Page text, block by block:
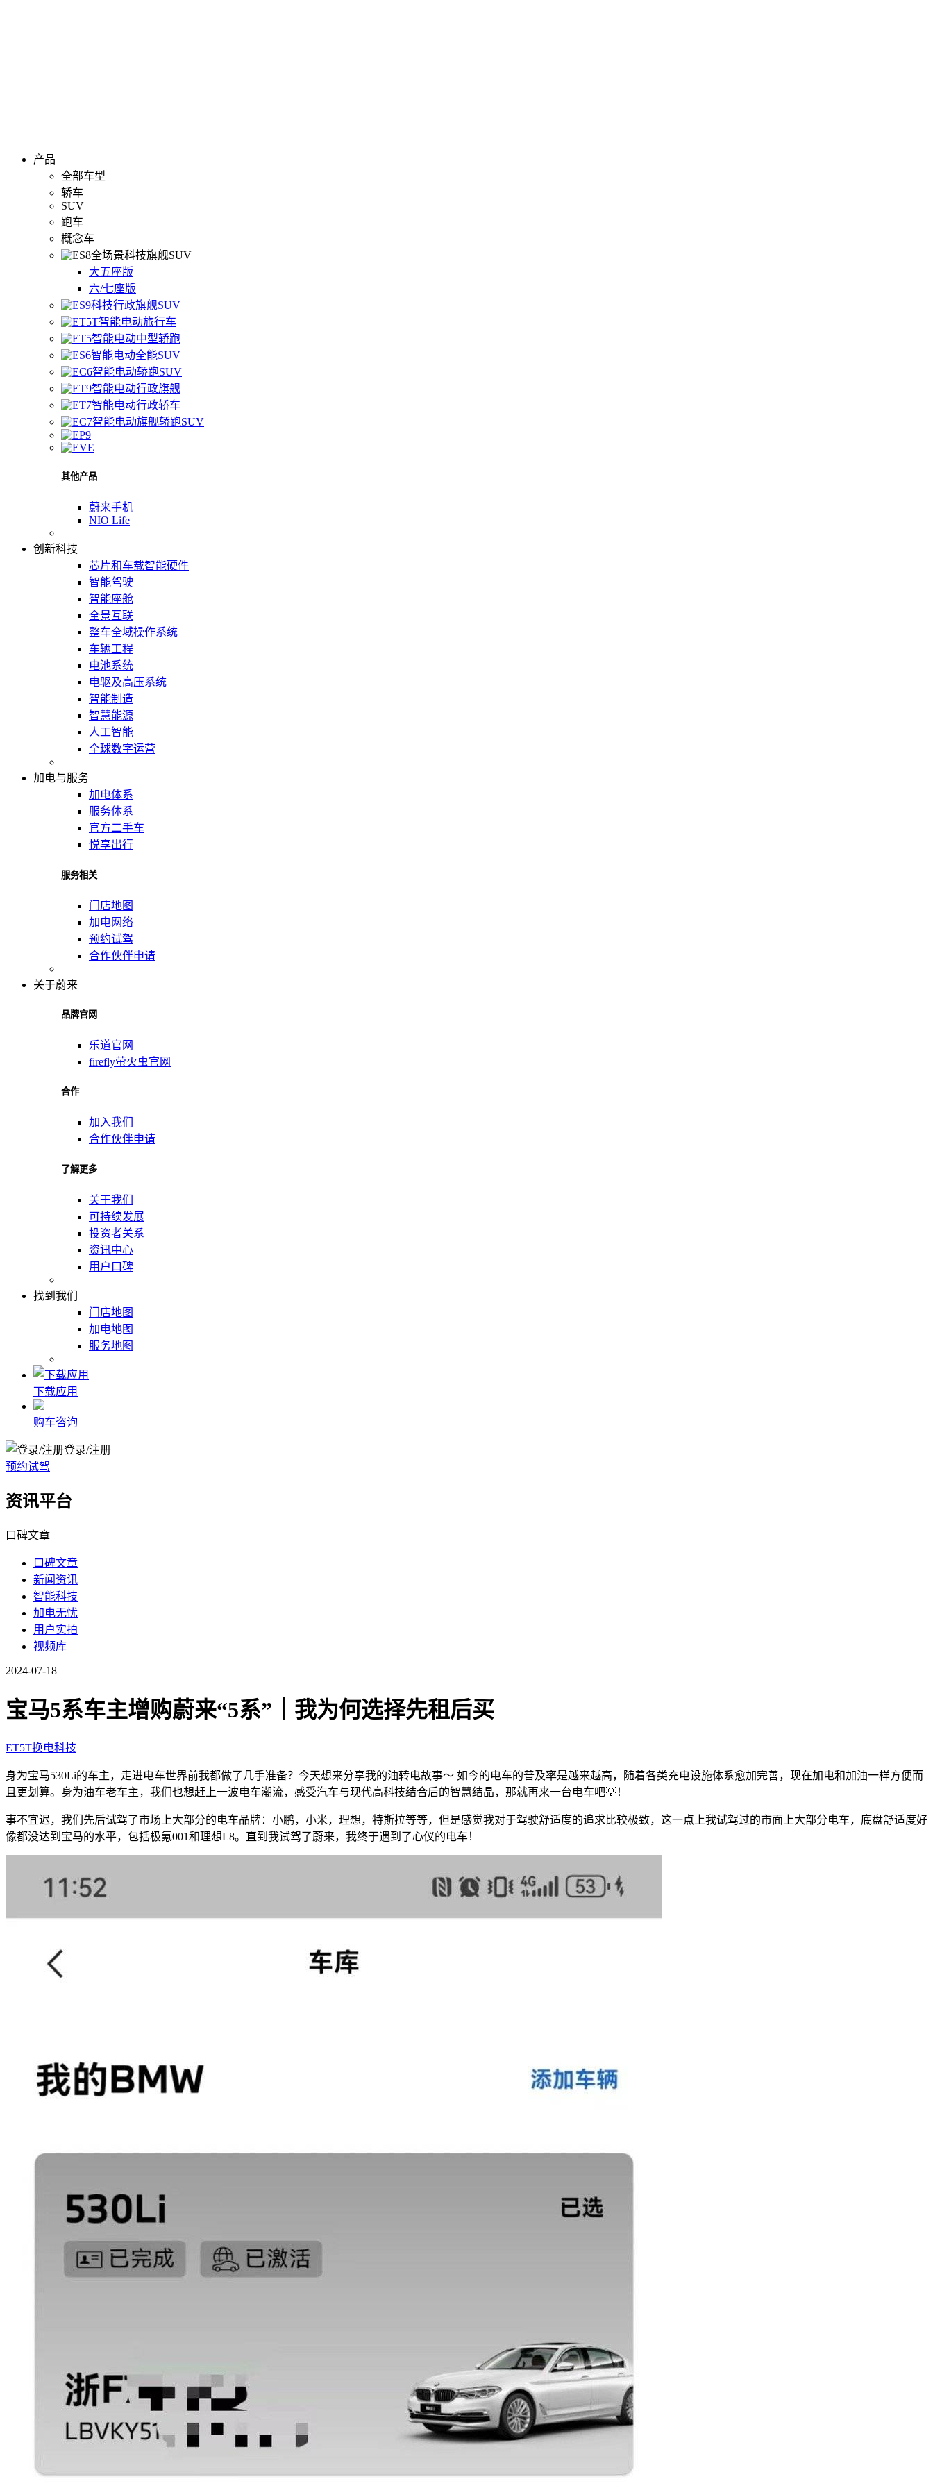
产品
全部车型
轿车
SUV
跑车
概念车
全场景科技旗舰SUV
大五座版
六/七座版
科技行政旗舰SUV
智能电动旅行车
智能电动中型轿跑
智能电动全能SUV
智能电动轿跑SUV
智能电动行政旗舰
智能电动行政轿车
智能电动旗舰轿跑SUV
其他产品
蔚来手机
NIO Life
创新科技
芯片和车载智能硬件
智能驾驶
智能座舱
全景互联
整车全域操作系统
车辆工程
电池系统
电驱及高压系统
智能制造
智慧能源
人工智能
全球数字运营
加电与服务
加电体系
服务体系
官方二手车
悦享出行
服务相关
门店地图
加电网络
预约试驾
合作伙伴申请
关于蔚来
品牌官网
乐道官网
firefly萤火虫官网
合作
加入我们
合作伙伴申请
了解更多
关于我们
可持续发展
投资者关系
资讯中心
用户口碑
找到我们
门店地图
加电地图
服务地图
下载应用
购车咨询
登录/注册
预约试驾
资讯平台
口碑文章
口碑文章
新闻资讯
智能科技
加电无忧
用户实拍
视频库
2024-07-18
宝马5系车主增购蔚来“5系”｜我为何选择先租后买
ET5T换电科技
身为宝马530Li的车主，走进电车世界前我都做了几手准备？今天想来分享我的油转电故事～ 如今的电车的普及率是越来越高，随着各类充电设施体系愈加完善，现在加电和加油一样方便而
且更划算。身为油车老车主，我们也想赶上一波电车潮流，感受汽车与现代高科技结合后的智慧结晶，那就再来一台电车吧💡！
事不宜迟，我们先后试驾了市场上大部分的电车品牌：小鹏，小米，理想，特斯拉等等，但是感觉我对于驾驶舒适度的追求比较极致，这一点上我试驾过的市面上大部分电车，底盘舒适度好
像都没达到宝马的水平，包括极氪001和理想L8。直到我试驾了蔚来，我终于遇到了心仪的电车！